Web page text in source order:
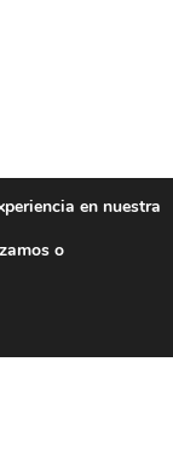
en nuestra
o